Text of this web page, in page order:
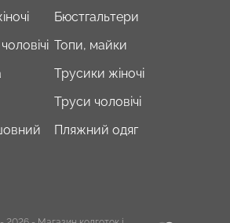
Бюстгальтери
Топи, майки
Трусики жіночі
Труси чоловічі
Пляжний одяг